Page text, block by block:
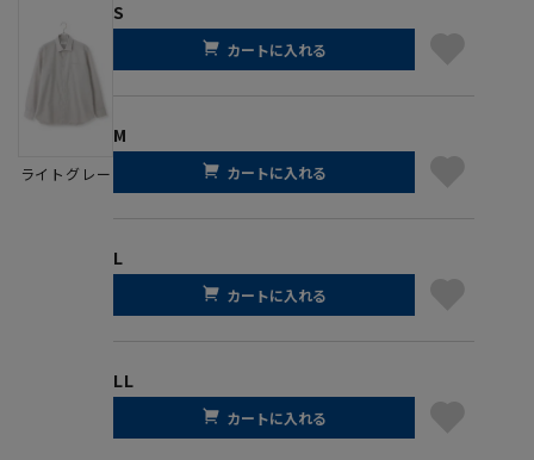
ライトグレー
S
カートに入れる
M
カートに入れる
L
カートに入れる
LL
カートに入れる